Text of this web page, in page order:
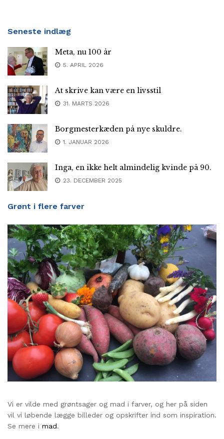
Seneste indlæg
Meta, nu 100 år
5. APRIL 2026
At skrive kan være en livsstil
31. MARTS 2026
Borgmesterkæden på nye skuldre.
1. JANUAR 2026
Inga, en ikke helt almindelig kvinde på 90.
23. DECEMBER 2025
Grønt i flere farver
Vi er vilde med grøntsager og mad i farver, og her på siden
vil vi løbende lægge billeder og opskrifter ind som inspiration.
Se mere i mad.